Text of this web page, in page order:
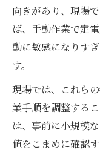
向きがあり、現場
ば、手動作業で定
動に敏感になりす
す。
現場では、これら
業手順を調整する
は、事前に小規模
値をこまめに確認